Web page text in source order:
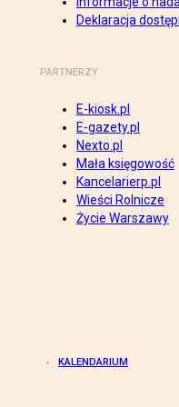
Deklaracja
PARTNERZY
E-kiosk.pl
E-gazety.pl
Nexto.pl
Mała księgowość
Kancelarierp.pl
Wieści Rolnicze
Życie Warszawy
KALENDARIUM